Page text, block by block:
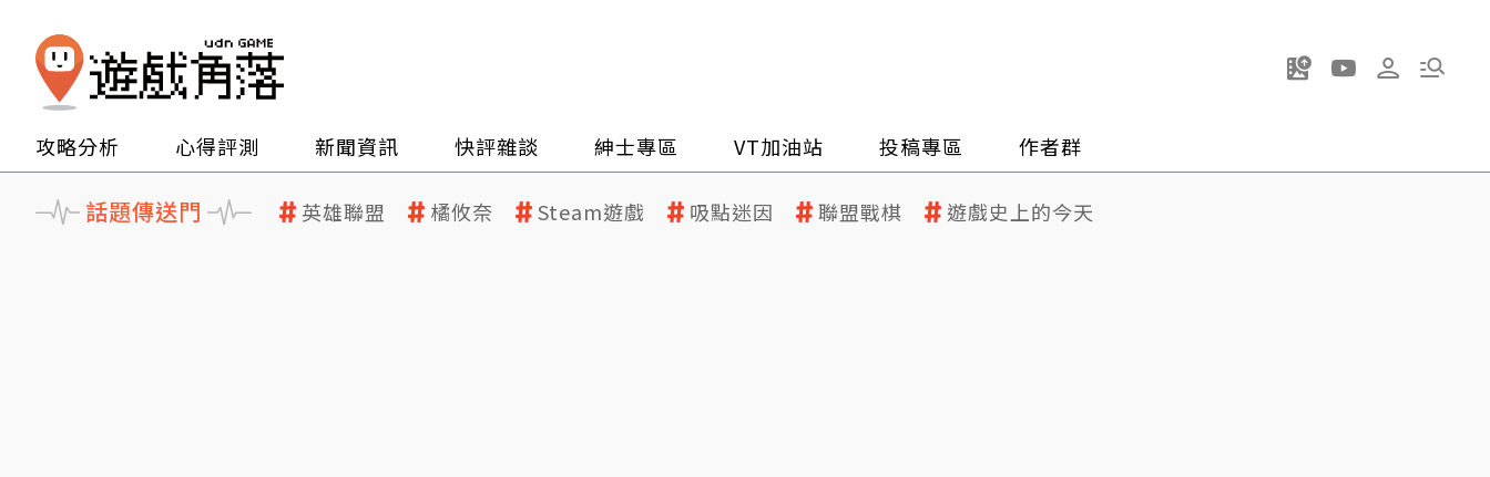
攻略分析 心得評測 新聞資訊 快評雜談 紳士專區 VT加油站 投稿專區 作者群
話題傳送門 英雄聯盟 橘攸奈 Steam遊戲 吸點迷因 聯盟戰棋 遊戲史上的今天